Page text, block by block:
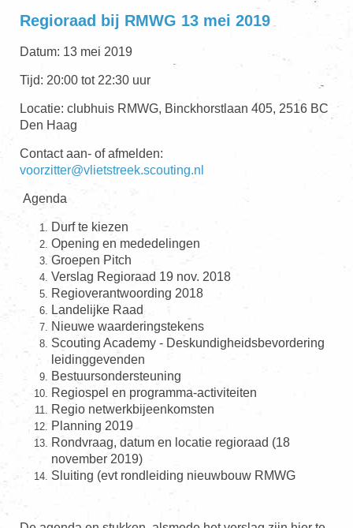
Regioraad bij RMWG 13 mei 2019
Datum: 13 mei 2019
Tijd: 20:00 tot 22:30 uur
Locatie: clubhuis RMWG, Binckhorstlaan 405, 2516 BC
Den Haag
Contact aan- of afmelden:
voorzitter@vlietstreek.scouting.nl
Agenda
Durf te kiezen
Opening en mededelingen
Groepen Pitch
Verslag Regioraad 19 nov. 2018
Regioverantwoording 2018
Landelijke Raad
Nieuwe waarderingstekens
Scouting Academy - Deskundigheidsbevordering
leidinggevenden
Bestuursondersteuning
Regiospel en programma-activiteiten
Regio netwerkbijeenkomsten
Planning 2019
Rondvraag, datum en locatie regioraad (18
november 2019)
Sluiting (evt rondleiding nieuwbouw RMWG